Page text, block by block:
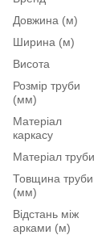
Довжина (м)
Ширина (м)
Висота
Розмір труби
(мм)
Матеріал
каркасу
Матеріал труби
Товщина труби
(мм)
Відстань між
арками (м)